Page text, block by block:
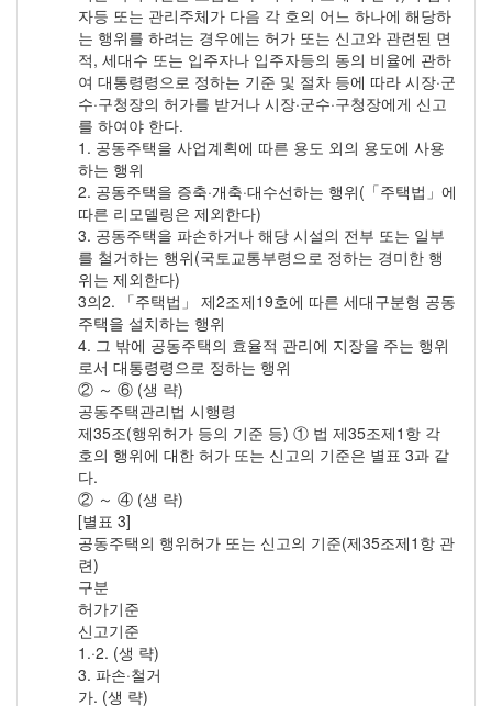
자등 또는 관리주체가 다음 각 호의 어느 하나에 해당하
는 행위를 하려는 경우에는 허가 또는 신고와 관련된 면
적, 세대수 또는 입주자나 입주자등의 동의 비율에 관하
여 대통령령으로 정하는 기준 및 절차 등에 따라 시장·군
수·구청장의 허가를 받거나 시장·군수·구청장에게 신고
를 하여야 한다.
1. 공동주택을 사업계획에 따른 용도 외의 용도에 사용
하는 행위
2. 공동주택을 증축·개축·대수선하는 행위(「주택법」에
따른 리모델링은 제외한다)
3. 공동주택을 파손하거나 해당 시설의 전부 또는 일부
를 철거하는 행위(국토교통부령으로 정하는 경미한 행
위는 제외한다)
3의2. 「주택법」 제2조제19호에 따른 세대구분형 공동
주택을 설치하는 행위
4. 그 밖에 공동주택의 효율적 관리에 지장을 주는 행위
로서 대통령령으로 정하는 행위
② ～ ⑥ (생 략)
공동주택관리법 시행령
제35조(행위허가 등의 기준 등) ① 법 제35조제1항 각
호의 행위에 대한 허가 또는 신고의 기준은 별표 3과 같
다.
② ～ ④ (생 략)
[별표 3]
공동주택의 행위허가 또는 신고의 기준(제35조제1항 관
련)
구분
허가기준
신고기준
1.·2. (생 략)
3. 파손·철거
가. (생 략)